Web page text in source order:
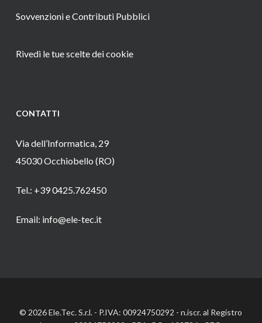
Sovvenzioni e Contributi Pubblici
Rivedi le tue scelte dei cookie
CONTATTI
Via dell’Informatica, 29
45030 Occhiobello (RO)
Tel.: +39 0425.762450
Email: info@ele-tec.it
© 2026 Ele.Tec. S.r.l. - P.IVA: 00924750292 - n.iscr. al Registro